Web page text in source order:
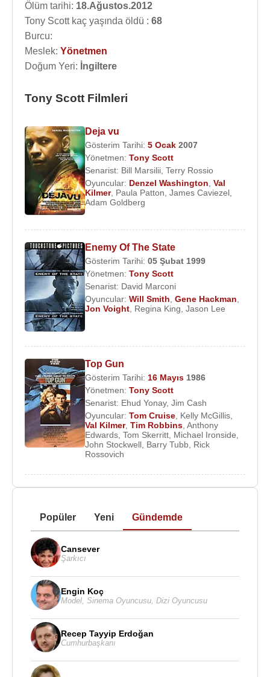
Ölüm tarihi: 18.Ağustos.2012
Tony Scott kaç yaşında öldü : 68
Burcu:
Meslek: Yönetmen
Doğum Yeri: İngiltere
Tony Scott Filmleri
Deja vu
Gösterim Tarihi: 5 Ocak 2007
Yönetmen: Tony Scott
Senarist: Bill Marsilii Terry Rossio
Oyuncular: Denzel Washington Val
Kilmer, Paula Patton James Caviezel
Adam Goldberg
Enemy Of The State
Gösterim Tarihi: 05 Şubat 1999
Yönetmen: Tony Scott
Senarist: David Marconi
Oyuncular: Will Smith, Gene Hackman,
Jon Voight, Regina King, Jason Lee
Top Gun
Gösterim Tarihi: 16 Mayıs 1986
Yönetmen: Tony Scott
Senarist: Ehud Yonay, Jim Cash
Oyuncular: Tom Cruise Kelly McGillis
Val Kilmer, Tim Robbins Anthony
Edwards Tom Skerritt Michael Ironside
John Stockwell Barry Tubb Rick
Rossovich
Popüler Yeni Gündemde
Cansever
Şarkıcı
Engin Koç
Model, Sinema Oyuncusu, Dizi Oyuncusu
Recep Tayyip Erdoğan
Cumhurbaşkanı